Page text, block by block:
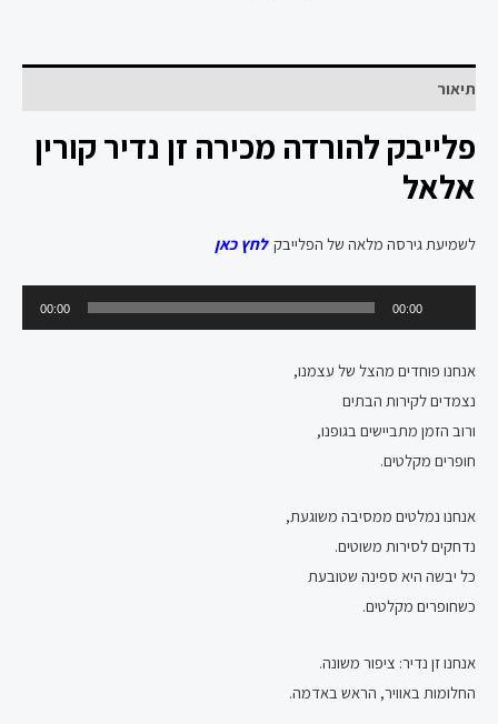
תיאור
פלייבק להורדה מכירה זן נדיר קורין
אלאל
לשמיעת גירסה מלאה של הפלייבקלחץ כאן
אודיו
00:00
00:00
אנחנו פוחדים מהצל של עצמנו,
נצמדים לקירות הבתים
ורוב הזמן מתביישים בגופנו,
חופרים מקלטים.
אנחנו נמלטים ממסיבה משוגעת,
נדחקים לסירות משוטים.
כל יבשה היא ספינה שטובעת
כשחופרים מקלטים.
אנחנו זן נדיר: ציפור משונה.
החלומות באוויר, הראש באדמה.